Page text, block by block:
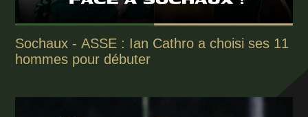
Sochaux - ASSE : Ian Cathro a choisi ses 11
hommes pour débuter